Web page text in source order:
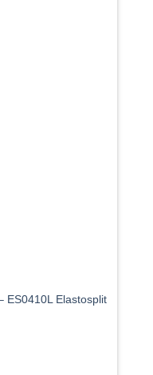
ES0410L Elastosplit